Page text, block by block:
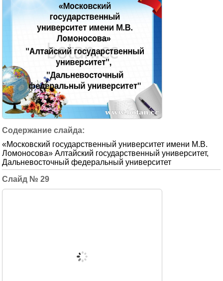
«Московский государственный университет имени М.В.
Ломоносова» Алтайский государственный университет,
Дальневосточный федеральный университет
29